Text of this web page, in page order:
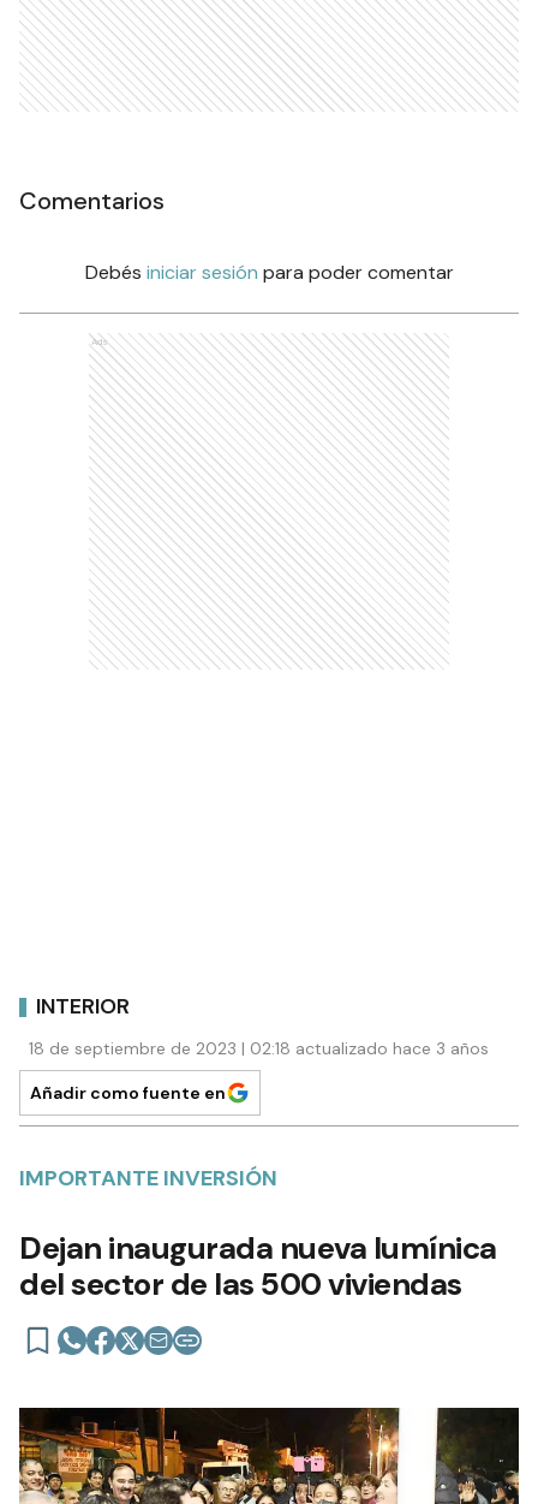
Comentarios
Debés iniciar sesión para poder comentar
Ads
INTERIOR
18 de septiembre de 2023 | 02:18 actualizado hace 3 años
Añadir como fuente en
IMPORTANTE INVERSIÓN
Dejan inaugurada nueva lumínica
del sector de las 500 viviendas